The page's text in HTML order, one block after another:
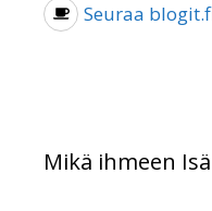
Seuraa
Mikä ihmeen